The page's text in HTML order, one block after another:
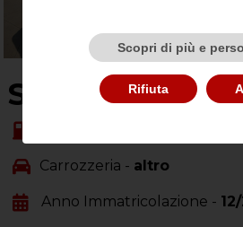
SU
Carrozzeria - altro
Anno Immatricolazione -
Scopri di più e
Rifiuta